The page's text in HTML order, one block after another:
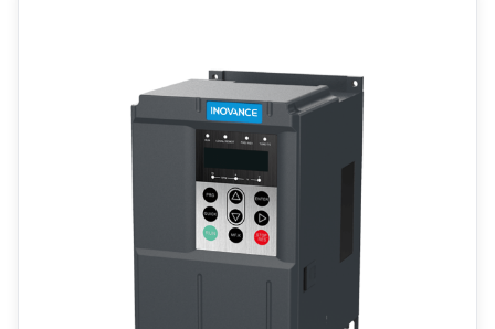
Увеличить изображение